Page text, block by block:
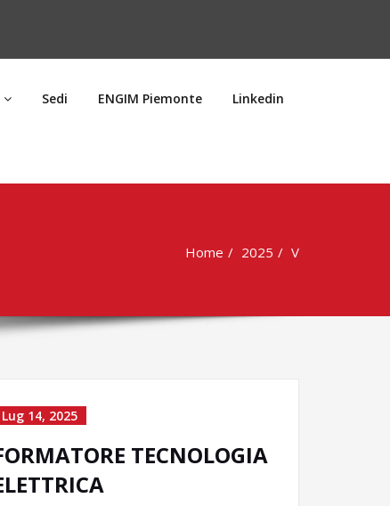
Sedi ENGIM Piemonte Linkedin
Home 2025 V
Lug 14, 2025
TECNOLOGIA